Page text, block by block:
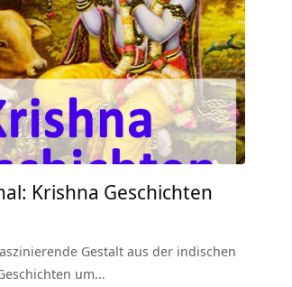
Krishna Geschichten
Gestalt aus der indischen
um…